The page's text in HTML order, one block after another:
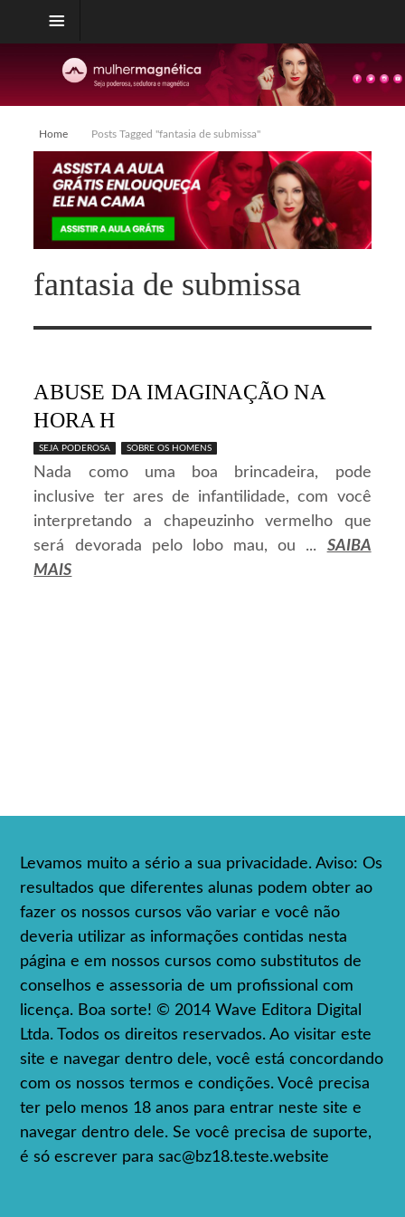
Home Posts Tagged "fantasia de submissa"
fantasia de submissa
ABUSE DA IMAGINAÇÃO NA
HORA H
SEJA PODEROSA SOBRE OS HOMENS
Nada como uma boa brincadeira, pode
inclusive ter ares de infantilidade, com você
interpretando a chapeuzinho vermelho que
será devorada pelo lobo mau, ou ... SAIBA
MAIS
Levamos muito a sério a sua privacidade. Aviso: Os
resultados que diferentes alunas podem obter ao
fazer os nossos cursos vão variar e você não
deveria utilizar as informações contidas nesta
página e em nossos cursos como substitutos de
conselhos e assessoria de um profissional com
licença. Boa sorte! © 2014 Wave Editora Digital
Ltda. Todos os direitos reservados. Ao visitar este
site e navegar dentro dele, você está concordando
com os nossos termos e condições. Você precisa
ter pelo menos 18 anos para entrar neste site e
navegar dentro dele. Se você precisa de suporte,
é só escrever parasac@bz18.teste.website